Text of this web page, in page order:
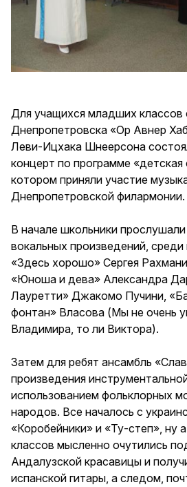
Для учащихся младших классов
Днепропетровска «Ор Авнер
Леви-Ицхака Шнеерсона
концерт по программе
котором приняли участие
Днепропетровской филармонии.
В начале школьники прослушали
вокальных произведений,
«Здесь хорошо» Сергея
«Юноша и дева» Александра
Лауретти» Джакомо Пучини,
фонтан» Власова (Мы не очень
Владимира, то ли Виктора).
Затем для ребят ансамбль
произведения
использованием фольклорных
народов. Все началось с
«Коробейники» и «Ту-степ», ну
классов мысленно очутились
Андалузской красавицы и
испанской гитары, а следом,